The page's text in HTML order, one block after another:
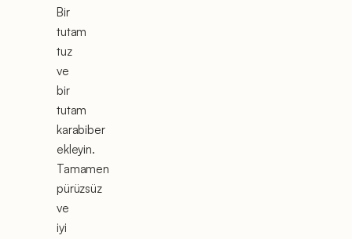
Bir
tutam
tuz
ve
bir
tutam
karabiber
ekleyin.
Tamamen
pürüzsüz
ve
iyi